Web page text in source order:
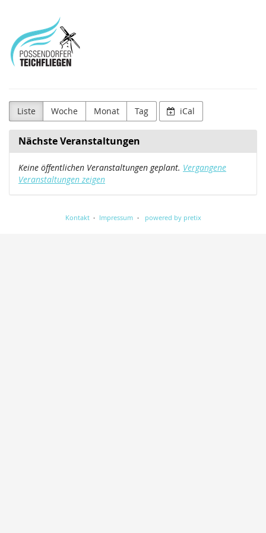
Inhalt
springen
Possendorfer
Teichfliegenverein
e.V.
Liste Woche Monat Tag iCal
Nächste Veranstaltungen
Keine öffentlichen Veranstaltungen geplant. Vergangene
Veranstaltungen zeigen
Kontakt Impressum powered by pretix